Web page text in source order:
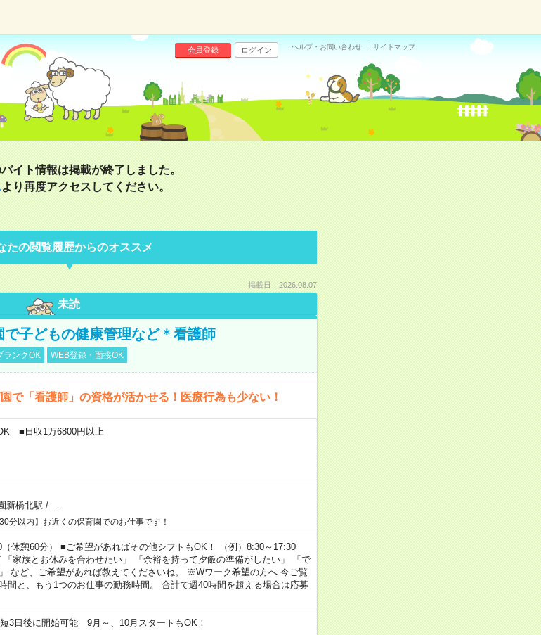
会員登録 ログイン ヘルプ・お問い合わせ サイトマップ
イト情報は掲載が終了しました。
より再度アクセスしてください。
たの閲覧履歴からのオススメ
掲載日：2026.08.07
未読
で子どもの健康管理など＊看護師
ランクOK WEB登録・面接OK
で「看護師」の資格が活かせる！医療行為も少ない！
■日収1万6800円以上
新橋北駅 / …
分以内】お近くの保育園でのお仕事です！
（休憩60分） ■ご希望があればその他シフトもOK！ （例）8:30～17:30
族とお休みを合わせたい」 「余裕を持って夕飯の準備がしたい」 「で
など、ご希望があれば教えてくださいね。 ※Wワーク希望の方へ 今ご覧
間と、もう1つのお仕事の勤務時間。 合計で週40時間を超える場合は応募
3日後に開始可能 9月～、10月スタートもOK！